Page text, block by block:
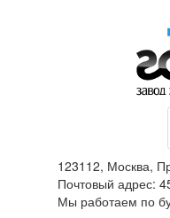
123112, Москва,
Почтовый адрес:
Мы работаем по